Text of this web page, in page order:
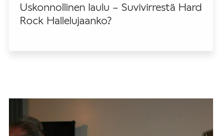
Uskonnollinen laulu – Suvivirrestä Hard
Rock Hallelujaanko?